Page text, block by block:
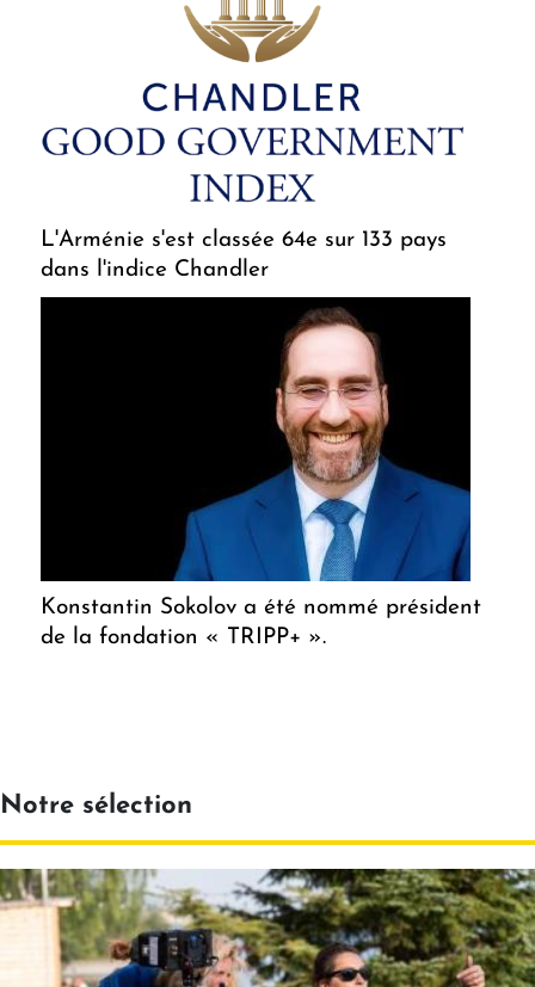
L'Arménie s'est classée 64e sur 133 pays
dans l'indice Chandler
Konstantin Sokolov a été nommé président
de la fondation « TRIPP+ ».
Notre sélection